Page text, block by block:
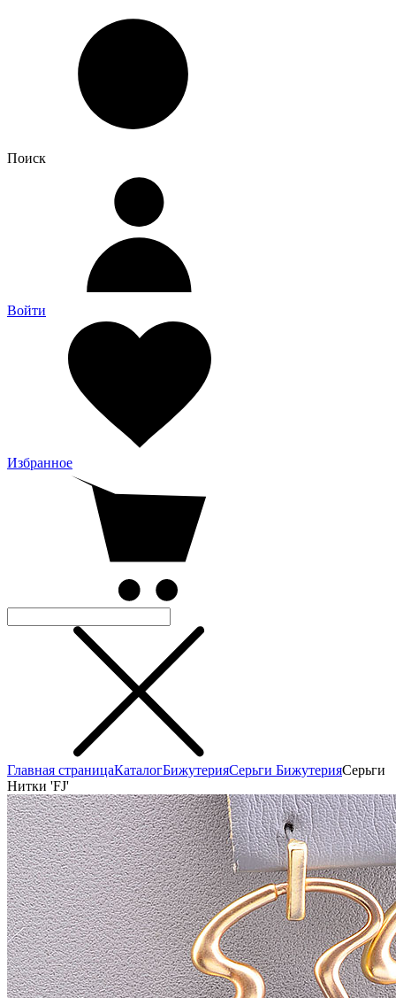
Поиск
Войти
Избранное
Главная страницаКаталогБижутерияСерьги БижутерияСерьги
Нитки 'FJ'